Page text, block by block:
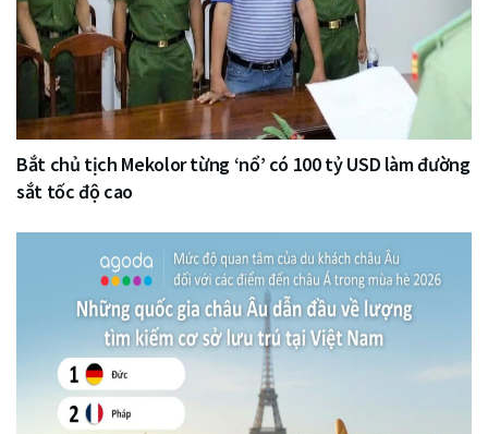
Bắt chủ tịch Mekolor từng ‘nổ’ có 100 tỷ USD làm đường
sắt tốc độ cao